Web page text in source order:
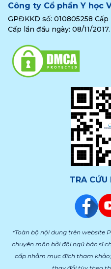
Công ty Cổ phần Y học
GPĐKKD số: 010805258
Cấp lần đầu ngày: 08/11/2017.
TRA CỨU
*Toàn bộ nội dung trên website
chuyên môn bởi đội ngũ bác sĩ
cấp nhằm mục đích tham